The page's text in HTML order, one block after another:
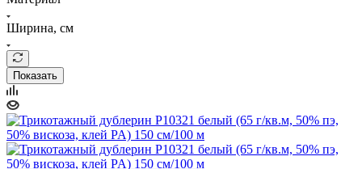
Ширина, см
Показать